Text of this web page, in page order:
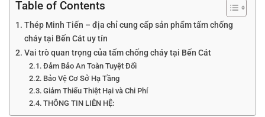
Table of Contents
Thép Minh Tiến – địa chỉ cung cấp sản phẩm tấm chống
cháy tại Bến Cát uy tín
Vai trò quan trọng của tấm chống cháy tại Bến Cát
Đảm Bảo An Toàn Tuyệt Đối
Bảo Vệ Cơ Sở Hạ Tầng
Giảm Thiểu Thiệt Hại và Chi Phí
THÔNG TIN LIÊN HỆ: